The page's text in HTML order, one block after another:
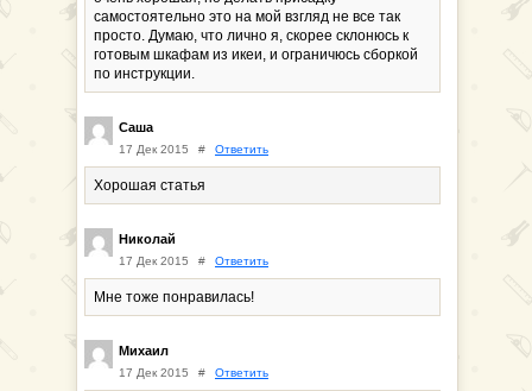
самостоятельно это на мой взгляд не все так
просто. Думаю, что лично я, скорее склонюсь к
готовым шкафам из икеи, и ограничюсь сборкой
по инструкции.
Саша
17 Дек 2015 # Ответить
Хорошая статья
Николай
17 Дек 2015 # Ответить
Мне тоже понравилась!
Михаил
17 Дек 2015 # Ответить